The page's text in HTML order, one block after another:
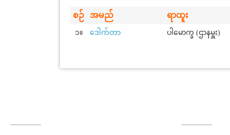
စဉ် အမည် ရာထူး
၁။ ဒေါက်တာ ပါမောက္ခ (ဌာနမှူး)